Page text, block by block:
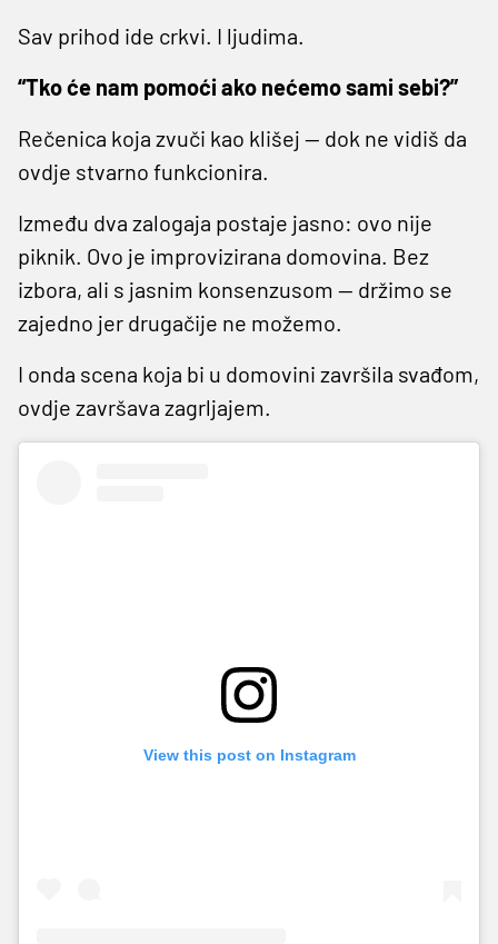
Sav prihod ide crkvi. I ljudima.
“Tko će nam pomoći ako nećemo sami sebi?”
Rečenica koja zvuči kao klišej — dok ne vidiš da
ovdje stvarno funkcionira.
Između dva zalogaja postaje jasno: ovo nije
piknik. Ovo je improvizirana domovina. Bez
izbora, ali s jasnim konsenzusom — držimo se
zajedno jer drugačije ne možemo.
I onda scena koja bi u domovini završila svađom,
ovdje završava zagrljajem.
View this post on Instagram